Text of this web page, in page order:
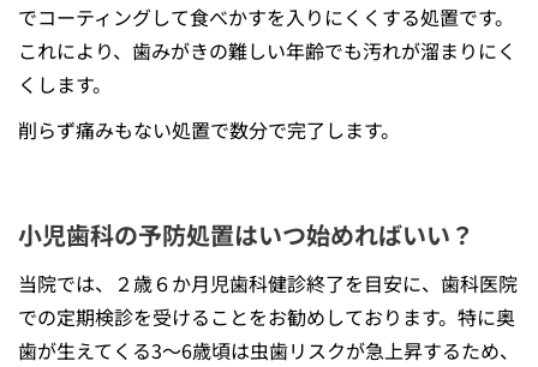
でコーティングして食べかすを入りにくくする処置です。
これにより、歯みがきの難しい年齢でも汚れが溜まりにく
くします。
削らず痛みもない処置で数分で完了します。
小児歯科の予防処置はいつ始めればいい？
当院では、２歳６か月児歯科健診終了を目安に、歯科医院
での定期検診を受けることをお勧めしております。特に奥
歯が生えてくる3～6歳頃は虫歯リスクが急上昇するため、